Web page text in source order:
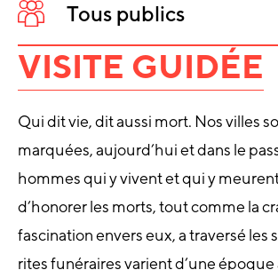
Public
:
Tous publics
VISITE GUIDÉE
Qui dit vie, dit aussi mort. Nos villes
marquées, aujourd’hui et dans le
hommes qui y vivent et qui y
d’honorer les morts, tout comme la
fascination envers eux, a traversé les
rites funéraires varient d’une